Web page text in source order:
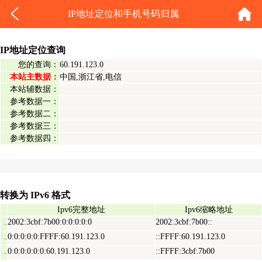
IP地址定位和手机号码归属
IP地址定位查询
您的查询： 60.191.123.0
本站主数据： 中国,浙江省,电信
本站辅数据：
参考数据一：
参考数据二：
参考数据三：
参考数据四：
转换为 IPv6 格式
Ipv6完整地址 Ipv6缩略地址
2002:3cbf:7b00:0:0:0:0:0 2002:3cbf:7b00::
0:0:0:0:0:FFFF:60.191.123.0 ::FFFF:60.191.123.0
0:0:0:0:0:0:60.191.123.0 ::FFFF:3cbf:7b00